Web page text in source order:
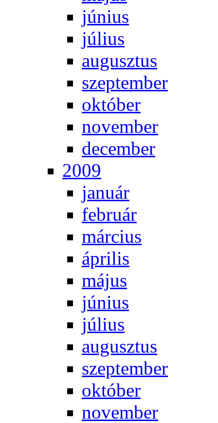
jú­ni­us
jú­li­us
au­gusz­tus
szep­tem­ber
ok­tó­ber
no­vem­ber
de­cem­ber
2009
ja­nu­ár
feb­ru­ár
már­ci­us
áp­ri­lis
má­jus
jú­ni­us
jú­li­us
au­gusz­tus
szep­tem­ber
ok­tó­ber
no­vem­ber